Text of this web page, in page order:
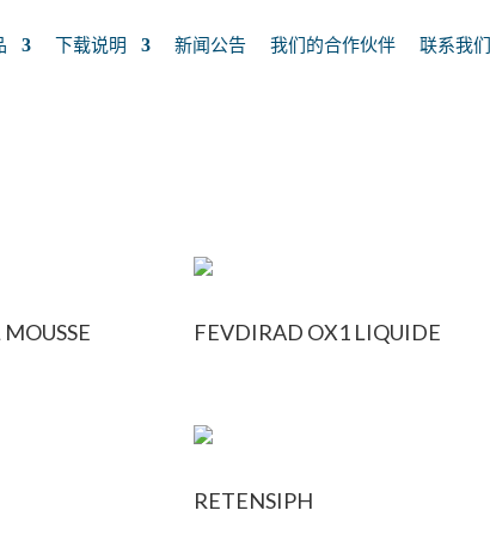
下载说明 新闻公告 我们的合作伙伴 联系我们
FEVDIRAD OX1 LIQUIDE
RETENSIPH